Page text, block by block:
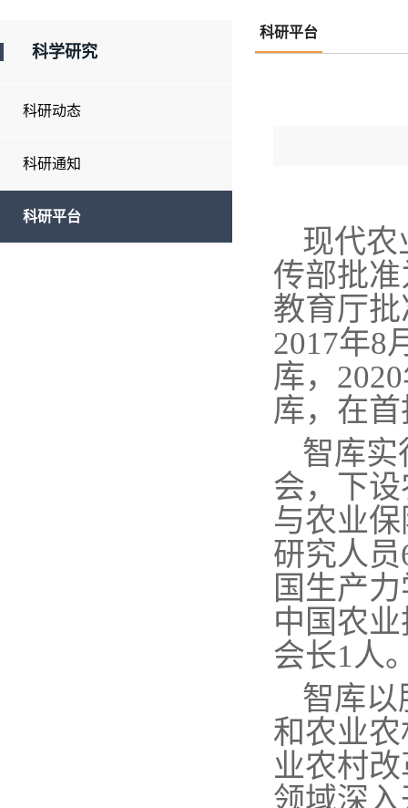
科学研究
科研动态
科研通知
科研平台
科研平台
现代农
传部批
教育厅
2017年8
库，
库， 在
智库实
会， 下
与农业
研究人员
国生产
中国农
会长1人
智库以
和农业
业农村
领域深